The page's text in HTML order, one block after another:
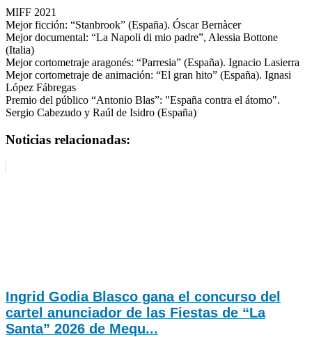
MIFF 2021
Mejor ficción: “Stanbrook” (España). Óscar Bernàcer
Mejor documental: “La Napoli di mio padre”, Alessia Bottone
(Italia)
Mejor cortometraje aragonés: “Parresia” (España). Ignacio Lasierra
Mejor cortometraje de animación: “El gran hito” (España). Ignasi
López Fábregas
Premio del público “Antonio Blas”: "España contra el átomo".
Sergio Cabezudo y Raúl de Isidro (España)
Noticias relacionadas:
Ingrid Godia Blasco gana el concurso del
cartel anunciador de las Fiestas de “La
Santa” 2026 de Mequ...